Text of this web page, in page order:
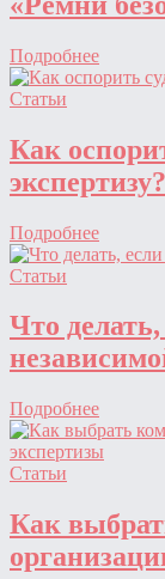
Подробнее
Статьи
Как
экспертизу?
Подробнее
Статьи
Что
Подробнее
Статьи
Как